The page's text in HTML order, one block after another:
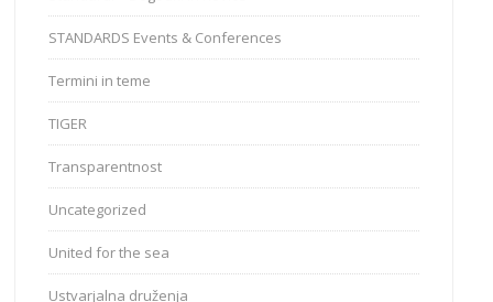
STANDARDS Events & Conferences
Termini in teme
TIGER
Transparentnost
Uncategorized
United for the sea
Ustvarjalna druženja